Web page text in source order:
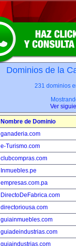
Dominios de la
231 dominios
Ver
Nombre de Dominio
ganaderia.com
e-Turismo.com
clubcompras.com
Inmuebles.pe
empresas.com.pa
DirectoDeFabrica.com
directoriousa.com
guiainmuebles.com
guiadeindustrias.com
guiaindustrias.com